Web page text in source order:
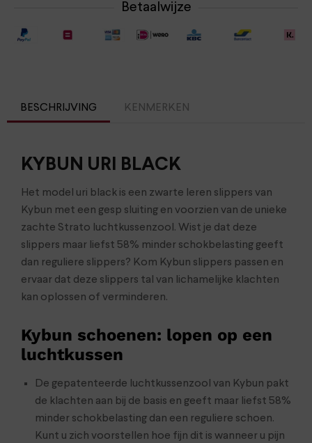
Betaalwijze
BESCHRIJVING KENMERKEN
KYBUN URI BLACK
Het model uri black is een zwarte leren slippers van
Kybun met een gesp sluiting en voorzien van de unieke
zachte Strato luchtkussenzool. Wist je dat deze
slippers maar liefst 58% minder schokbelasting geeft
dan reguliere slippers? Kom Kybun slippers passen en
ervaar dat deze slippers tal van lichamelijke klachten
kan oplossen of verminderen.
Kybun schoenen: lopen op een
luchtkussen
De gepatenteerde luchtkussenzool van Kybun pakt
de klachten aan bij de basis en geeft maar liefst 58%
minder schokbelasting dan een reguliere schoen.
Kunt u zich voorstellen hoe fijn dit is wanneer u pijn